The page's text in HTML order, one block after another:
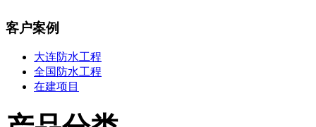
客户案例
大连防水工程
全国防水工程
在建项目